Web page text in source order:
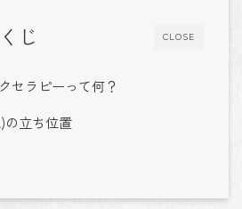
CLOSE
じ
セラピーって何？
の立ち位置